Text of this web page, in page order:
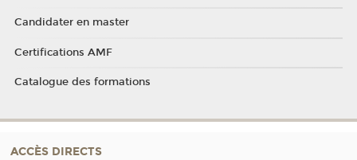
Candidater en master
Certifications AMF
Catalogue des formations
ACCÈS DIRECTS